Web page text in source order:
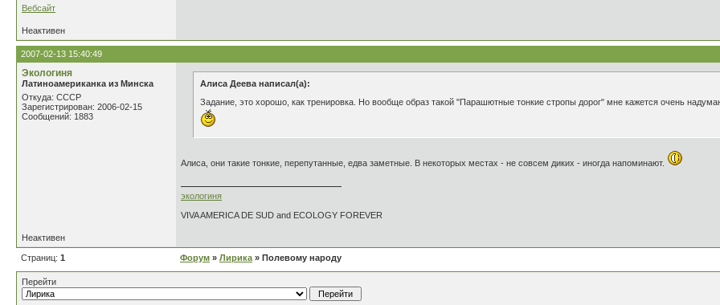
Вебсайт
Неактивен
2007-02-13 15:40:49
Экологиня
Латиноамериканка из Минска
Откуда: СССР
Зарегистрирован: 2006-02-15
Сообщений: 1883
Алиса Деева написал(а):
Задание, это хорошо, как тренировка. Но вообще образ такой "Парашютные тонкие стропы дорог" мне кажется очень
Алиса, они такие тонкие, перепутанные, едва заметные. В некоторых местах - не совсем диких - иногда напоминают.
экологиня
VIVA AMERICA DE SUD and ECOLOGY FOREVER
Неактивен
Страниц: 1 Форум » Лирика » Полевому народу
Перейти